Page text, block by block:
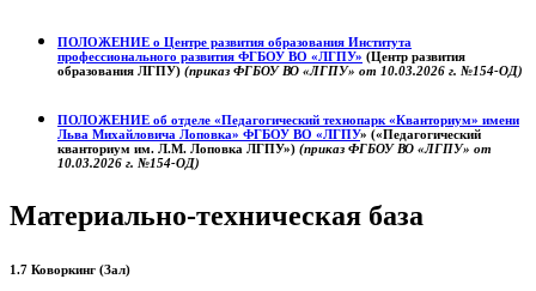
ПОЛОЖЕНИЕ о Центре развития образования Института
профессионального развития ФГБОУ ВО «ЛГПУ» (Центр развития
образования ЛГПУ) (приказ ФГБОУ ВО «ЛГПУ» от 10.03.2026 г. №154-ОД)
ПОЛОЖЕНИЕ об отделе «Педагогический технопарк «Кванториум» имени
Льва Михайловича Лоповка» ФГБОУ ВО «ЛГПУ» («Педагогический
кванториум им. Л.М. Лоповка ЛГПУ») (приказ ФГБОУ ВО «ЛГПУ» от
10.03.2026 г. №154-ОД)
Материально-техническая база
1.7 Коворкинг (Зал)